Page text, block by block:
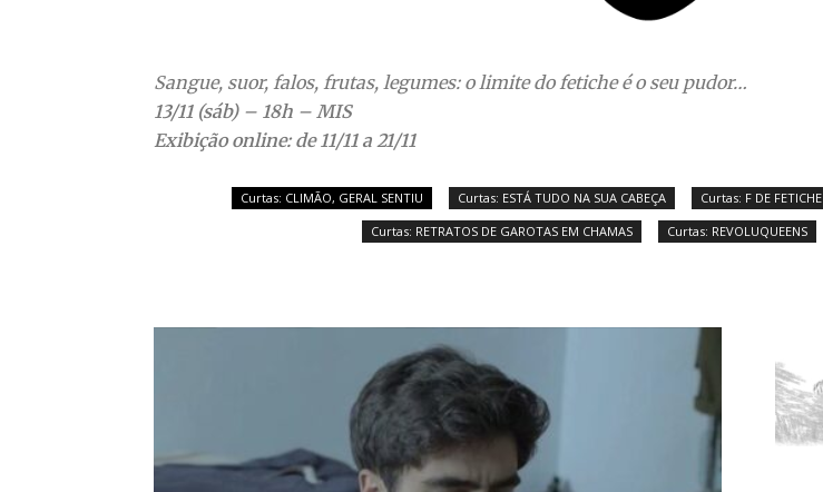
Sangue, suor, falos, frutas, legumes: o limite do fetiche é o seu pudor…
13/11 (sáb) – 18h – MIS
Exibição online: de 11/11 a 21/11
Curtas: CLIMÃO, GERAL SENTIU Curtas: ESTÁ TUDO NA SUA CABEÇA Curtas: F DE FETICHE
Curtas: RETRATOS DE GAROTAS EM CHAMAS
Curtas: REVOLUQUEENS